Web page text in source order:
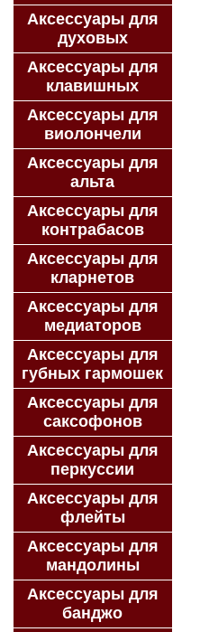
Аксессуары для
духовых
Аксессуары для
клавишных
Аксессуары для
виолончели
Аксессуары для
альта
Аксессуары для
контрабасов
Аксессуары для
кларнетов
Аксессуары для
медиаторов
Аксессуары для
губных гармошек
Аксессуары для
саксофонов
Аксессуары для
перкуссии
Аксессуары для
флейты
Аксессуары для
мандолины
Аксессуары для
банджо